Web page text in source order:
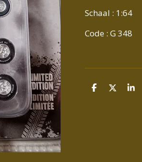
Schaal : 1:64
Code : G 348
D
D
S